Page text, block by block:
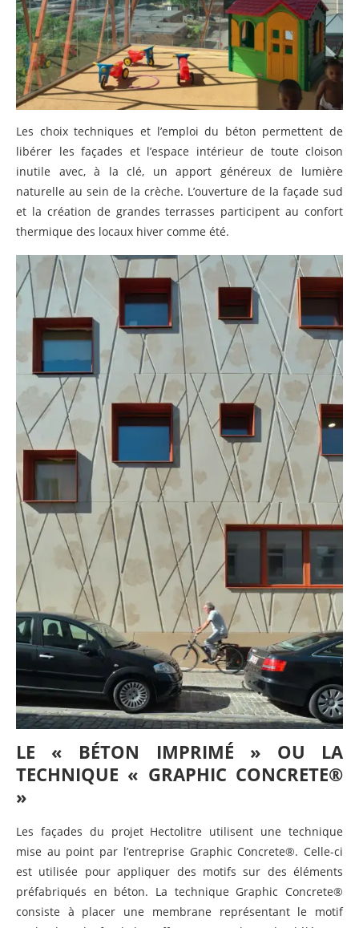
Les choix techniques et l’emploi du béton permettent de
libérer les façades et l’espace intérieur de toute cloison
inutile avec, à la clé, un apport généreux de lumière
naturelle au sein de la crèche. L’ouverture de la façade sud
et la création de grandes terrasses participent au confort
thermique des locaux hiver comme été.
LE « BÉTON IMPRIMÉ » OU LA
TECHNIQUE « GRAPHIC CONCRETE®
»
Les façades du projet Hectolitre utilisent une technique
mise au point par l’entreprise Graphic Concrete®. Celle-ci
est utilisée pour appliquer des motifs sur des éléments
préfabriqués en béton. La technique Graphic Concrete®
consiste à placer une membrane représentant le motif